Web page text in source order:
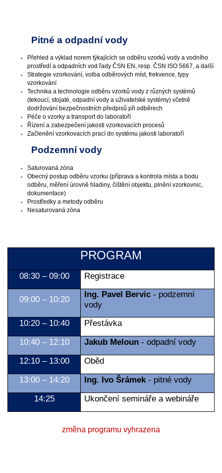
Pitné a odpadní vody
Přehled a výklad norem týkajících se odběru vzorků vody a vodního
prostředí a odpadních vod řady ČSN EN, resp. ČSN ISO 5667, a další
Strategie vzorkování, volba odběrových míst, frekvence, typy
vzorkování
Technika a technologie odběru vzorků vody z různých systémů
(tekoucí, stojaté, odpadní vody a uživatelské systémy) včetně
dodržování bezpečnostních předpisů při odběrech
Péče o vzorky a transport do laboratoří
Řízení a zabezpečení jakosti vzorkovacích procesů
Začlenění vzorkovacích prací do systému jakosti laboratoří
Podzemní vody
Saturovaná zóna
Obecný postup odběru vzorku (příprava a kontrola místa a bodu
odběru, měření úrovně hladiny, čištění objektu, plnění vzorkovnic,
dokumentace)
Prostředky a metody odběru
Nesaturovaná zóna
PROGRAM
08:30 – 09:00 Registrace
09:00 – 10:20 Ing. Pavel Bervic - podzemní
vody
10:20 – 10:40
Přestávka
10:40 – 12:10
Jakub Meloun - odpadní vody
12:10 – 13:00
Oběd
13:00 – 14:20
Ing. Ivo Šrámek- pitné vody
14:25
Ukončení semináře a webináře
změna programu vyhrazena